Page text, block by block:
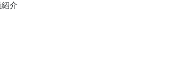
介